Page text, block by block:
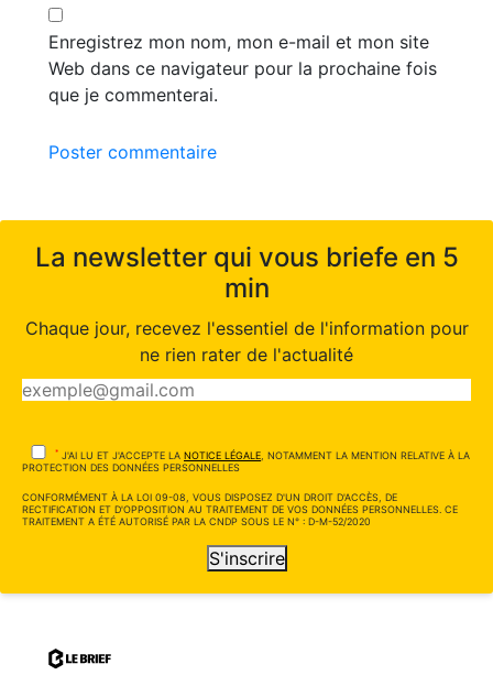
Enregistrez mon nom, mon e-mail et mon site
Web dans ce navigateur pour la prochaine fois
que je commenterai.
Poster commentaire
La newsletter qui vous briefe en 5
min
Chaque jour, recevez l'essentiel de l'information pour
ne rien rater de l'actualité
* J'AI LU ET J'ACCEPTE LA NOTICE LÉGALE , NOTAMMENT LA MENTION RELATIVE À LA
PROTECTION DES DONNÉES PERSONNELLES
CONFORMÉMENT À LA LOI 09-08, VOUS DISPOSEZ D'UN DROIT D'ACCÈS, DE
RECTIFICATION ET D'OPPOSITION AU TRAITEMENT DE VOS DONNÉES PERSONNELLES. CE
TRAITEMENT A ÉTÉ AUTORISÉ PAR LA CNDP SOUS LE N° : D-M-52/2020
S'inscrire